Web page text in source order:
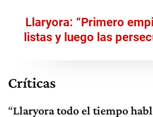
Llaryora: “Primero
listas y luego las
Críticas
“Llaryora todo el tiempo